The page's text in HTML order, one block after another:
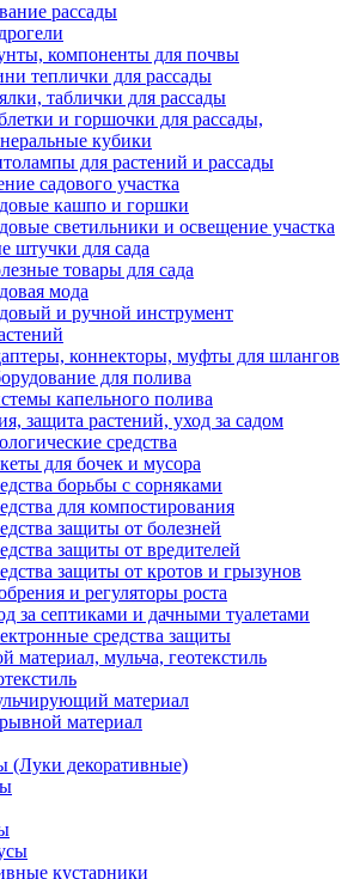
рассады
компоненты для почвы
теплички для рассады
таблички для рассады
и горшочки для рассады,
кубики
для растений и рассады
садового участка
кашпо и горшки
светильники и освещение участка
штучки для сада
товары для сада
мода
и ручной инструмент
коннекторы, муфты для шлангов
для полива
капельного полива
защита растений, уход за садом
средства
для бочек и мусора
борьбы с сорняками
для компостирования
защиты от болезней
защиты от вредителей
защиты от кротов и грызунов
и регуляторы роста
за септиками и дачными туалетами
средства защиты
материал, мульча, геотекстиль
материал
материал
(Луки декоративные)
кустарники